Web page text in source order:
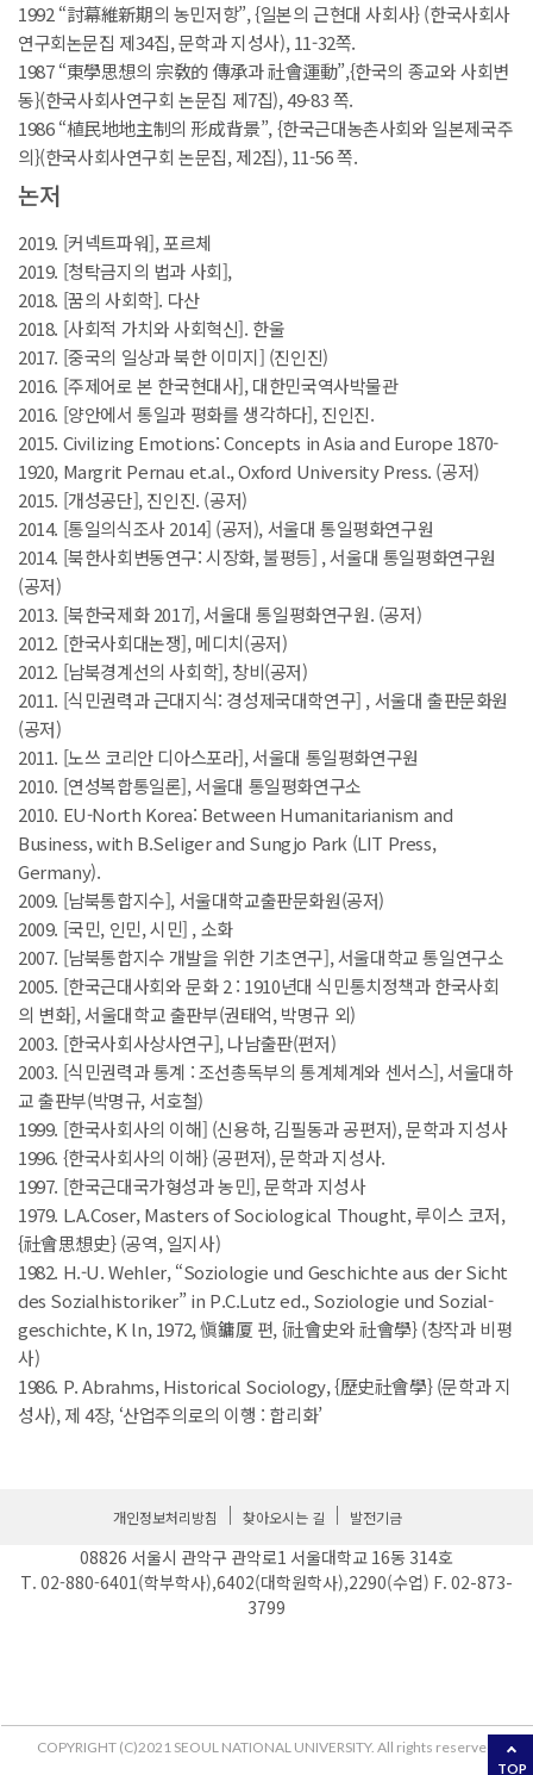
1992 “討幕維新期의 농민저항”, {일본의 근현대 사회사} (한국사회사
연구회논문집 제34집, 문학과 지성사), 11-32쪽.
1987 “東學思想의 宗敎的 傳承과 社會運動”,{한국의 종교와 사회변
동}(한국사회사연구회 논문집 제7집), 49-83 쪽.
1986 “植民地地主制의 形成背景”, {한국근대농촌사회와 일본제국주
의}(한국사회사연구회 논문집, 제2집), 11-56 쪽.
논저
2019. [커넥트파워], 포르체
2019. [청탁금지의 법과 사회],
2018. [꿈의 사회학]. 다산
2018. [사회적 가치와 사회혁신]. 한울
2017. [중국의 일상과 북한 이미지] (진인진)
2016. [주제어로 본 한국현대사], 대한민국역사박물관
2016. [양안에서 통일과 평화를 생각하다], 진인진.
2015. Civilizing Emotions: Concepts in Asia and Europe 1870-
1920, Margrit Pernau et.al., Oxford University Press. (공저)
2015. [개성공단], 진인진. (공저)
2014. [통일의식조사 2014] (공저), 서울대 통일평화연구원
2014. [북한사회변동연구: 시장화, 불평등] , 서울대 통일평화연구원
(공저)
2013. [북한국제화 2017], 서울대 통일평화연구원. (공저)
2012. [한국사회대논쟁], 메디치(공저)
2012. [남북경계선의 사회학], 창비(공저)
2011. [식민권력과 근대지식: 경성제국대학연구] , 서울대 출판문화원
(공저)
2011. [노쓰 코리안 디아스포라], 서울대 통일평화연구원
2010. [연성복합통일론], 서울대 통일평화연구소
2010. EU-North Korea: Between Humanitarianism and
Business, with B.Seliger and Sungjo Park (LIT Press,
Germany).
2009. [남북통합지수], 서울대학교출판문화원(공저)
2009. [국민, 인민, 시민] , 소화
2007. [남북통합지수 개발을 위한 기초연구], 서울대학교 통일연구소
2005. [한국근대사회와 문화 2 : 1910년대 식민통치정책과 한국사회
의 변화], 서울대학교 출판부(권태억, 박명규 외)
2003. [한국사회사상사연구], 나남출판(편저)
2003. [식민권력과 통계 : 조선총독부의 통계체계와 센서스], 서울대하
교 출판부(박명규, 서호철)
1999. [한국사회사의 이해] (신용하, 김필동과 공편저), 문학과 지성사
1996. {한국사회사의 이해} (공편저), 문학과 지성사.
1997. [한국근대국가형성과 농민], 문학과 지성사
1979. L.A.Coser, Masters of Sociological Thought, 루이스 코저,
{社會思想史} (공역, 일지사)
1982. H.-U. Wehler, “Soziologie und Geschichte aus der Sicht
des Sozialhistoriker” in P.C.Lutz ed., Soziologie und Sozial-
geschichte, K ln, 1972, 愼鏞厦 편, {社會史와 社會學} (창작과 비평
사)
1986. P. Abrahms, Historical Sociology, {歷史社會學} (문학과 지
성사), 제 4장, ‘산업주의로의 이행 : 합리화’
TOP
개인정보처리방침 찾아오시는 길 발전기금
08826 서울시 관악구 관악로1 서울대학교 16동 314호
T. 02-880-6401(학부학사),6402(대학원학사),2290(수업) F. 02-873-
3799
COPYRIGHT (C)2021 SEOUL NATIONAL UNIVERSITY. All rights reserved.